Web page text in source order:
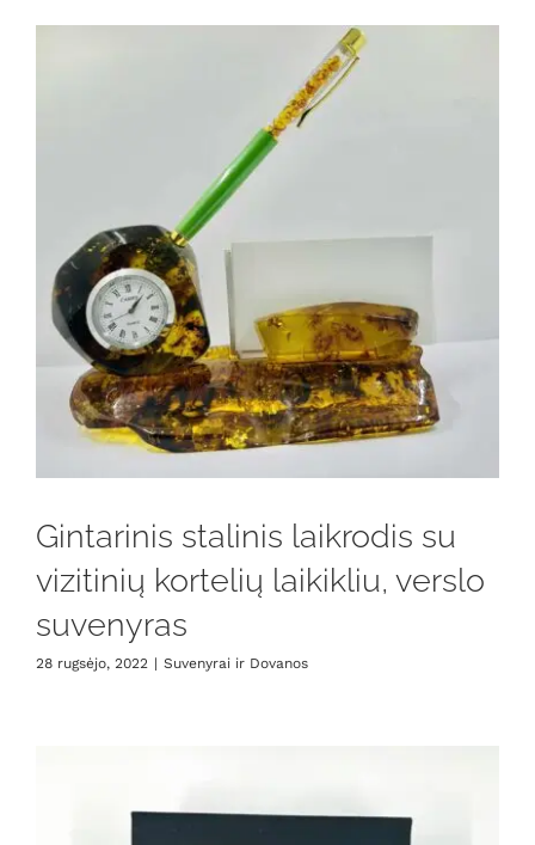
Gintarinis stalinis laikrodis su
vizitinių kortelių laikikliu, verslo
suvenyras
28 rugsėjo, 2022 | Suvenyrai ir Dovanos